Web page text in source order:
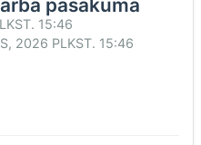
pasākumā
15:46
2026 PLKST. 15:46